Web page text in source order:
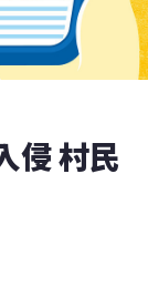
侵 村民